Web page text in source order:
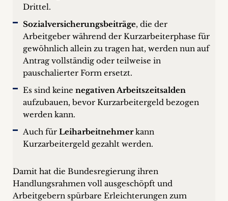
Drittel.
Sozialversicherungsbeiträge, die der
Arbeitgeber während der Kurzarbeiterphase für
gewöhnlich allein zu tragen hat, werden nun auf
Antrag vollständig oder teilweise in
pauschalierter Form ersetzt.
Es sind keine negativen Arbeitszeitsalden
aufzubauen, bevor Kurzarbeitergeld bezogen
werden kann.
Auch für Leiharbeitnehmerkann
Kurzarbeitergeld gezahlt werden.
Damit hat die Bundesregierung ihren
Handlungsrahmen voll ausgeschöpft und
Arbeitgebern spürbare Erleichterungen zum